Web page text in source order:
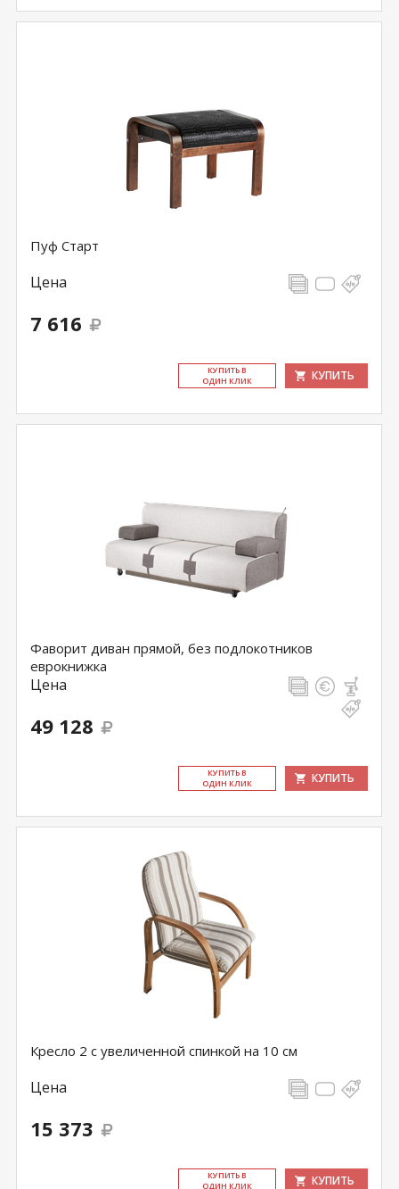
Пуф Старт
Цена
7 616
КУ­ПИТЬ В
ОДИН КЛИК
КУПИТЬ
Фаворит диван прямой, без подлокотников
еврокнижка
Цена
49 128
КУ­ПИТЬ В
ОДИН КЛИК
КУПИТЬ
Кресло 2 с увеличенной спинкой на 10 см
Цена
15 373
КУ­ПИТЬ В
ОДИН КЛИК
КУПИТЬ